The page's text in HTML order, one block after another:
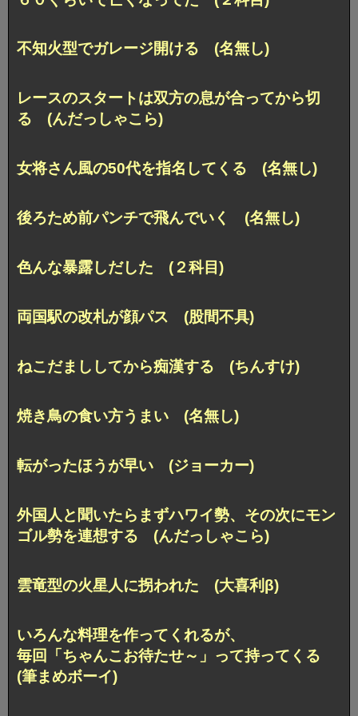
不知火型でガレージ開ける (名無し)
レースのスタートは双方の息が合ってから切
る (んだっしゃこら)
女将さん風の50代を指名してくる (名無し)
後ろため前パンチで飛んでいく (名無し)
色んな暴露しだした (２科目)
両国駅の改札が顔パス (股間不具)
ねこだまししてから痴漢する (ちんすけ)
焼き鳥の食い方うまい (名無し)
転がったほうが早い (ジョーカー)
外国人と聞いたらまずハワイ勢、 その次にモン
ゴル勢を連想する (んだっしゃこら)
雲竜型の火星人に拐われた (大喜利β)
いろんな料理を作ってくれるが、
毎回「ちゃんこお待たせ～」って持ってくる
(筆まめボーイ)